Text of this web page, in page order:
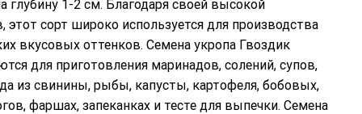
1-2 см. Благодаря своей высокой
сорт широко используется для производства
вкусовых оттенков. Семена укропа Гвоздик
для приготовления маринадов, солений, супов,
из свинины, рыбы, капусты, картофеля, бобовых,
фаршах, запеканках и тесте для выпечки. Семена